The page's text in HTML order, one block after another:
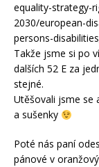
equality-strategy-
2030/european-
persons-
Takže jsme si po
dalších 52 E za
stejné.
Utěšovali jsme se
a sušenky
Poté nás paní
pánové v